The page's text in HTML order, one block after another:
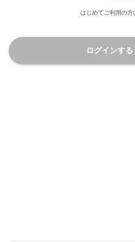
はじめてご利用の方
ログインする